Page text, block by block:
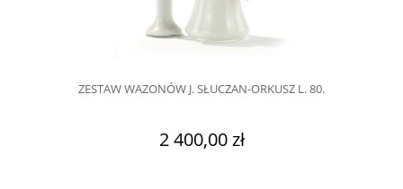
ZESTAW WAZONÓW J. SŁUCZAN-ORKUSZ L. 80.
2 400,00 zł